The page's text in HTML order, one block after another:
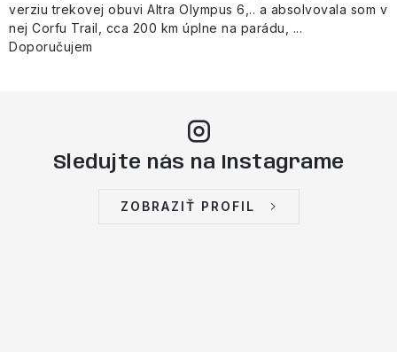
verziu trekovej obuvi Altra Olympus 6,.. a absolvovala som v
nej Corfu Trail, cca 200 km úplne na parádu, ...
Doporučujem
Sledujte nás na Instagrame
ZOBRAZIŤ PROFIL